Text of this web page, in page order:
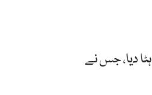
دیا، جس نے